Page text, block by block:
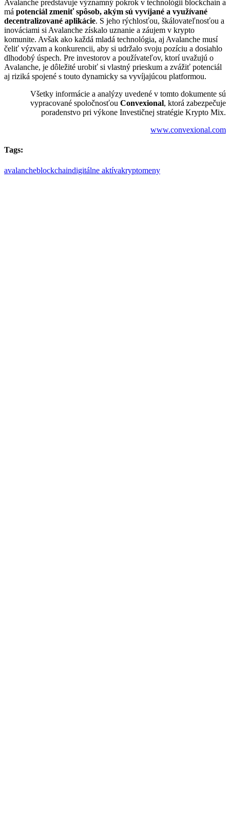
Avalanche predstavuje významný pokrok v technológii blockchain a
má potenciál zmeniť spôsob, akým sú vyvíjané a využívané
decentralizované aplikácie. S jeho rýchlosťou, škálovateľnosťou a
inováciami si Avalanche získalo uznanie a záujem v krypto
komunite. Avšak ako každá mladá technológia, aj Avalanche musí
čeliť výzvam a konkurencii, aby si udržalo svoju pozíciu a dosiahlo
dlhodobý úspech. Pre investorov a používateľov, ktorí uvažujú o
Avalanche, je dôležité urobiť si vlastný prieskum a zvážiť potenciál
aj riziká spojené s touto dynamicky sa vyvíjajúcou platformou.
Všetky informácie a analýzy uvedené v tomto dokumente sú
vypracované spoločnosťou Convexional, ktorá zabezpečuje
poradenstvo pri výkone Investičnej stratégie Krypto Mix.
www.convexional.com
Tags:
avalancheblockchaindigitálne aktívakryptomeny